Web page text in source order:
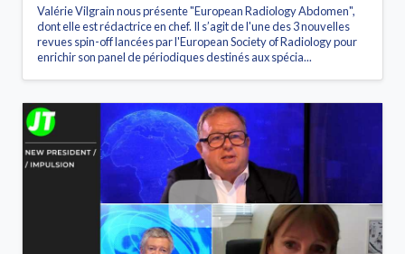
Valérie Vilgrain nous présente "European Radiology Abdomen",
dont elle est rédactrice en chef. Il s’agit de l'une des 3 nouvelles
revues spin-off lancées par l'European Society of Radiology pour
enrichir son panel de périodiques destinés aux spécia...